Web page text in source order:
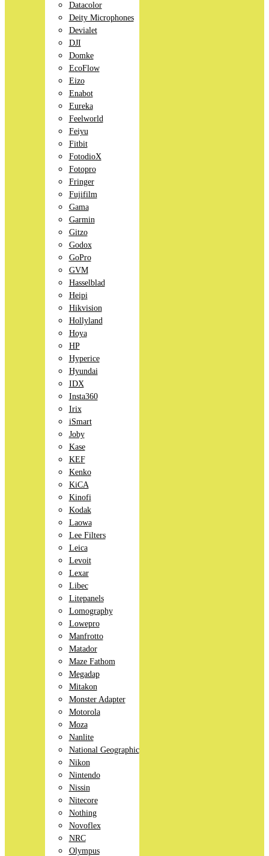
Datacolor
Deity Microphones
Devialet
DJI
Domke
EcoFlow
Eizo
Enabot
Eureka
Feelworld
Feiyu
Fitbit
FotodioX
Fotopro
Fringer
Fujifilm
Gama
Garmin
Gitzo
Godox
GoPro
GVM
Hasselblad
Heipi
Hikvision
Hollyland
Hoya
HP
Hyperice
Hyundai
IDX
Insta360
Irix
iSmart
Joby
Kase
KEF
Kenko
KiCA
Kinofi
Kodak
Laowa
Lee Filters
Leica
Levoit
Lexar
Libec
Litepanels
Lomography
Lowepro
Manfrotto
Matador
Maze Fathom
Megadap
Mitakon
Monster Adapter
Motorola
Moza
Nanlite
National Geographic
Nikon
Nintendo
Nissin
Nitecore
Nothing
Novoflex
NRC
Olympus